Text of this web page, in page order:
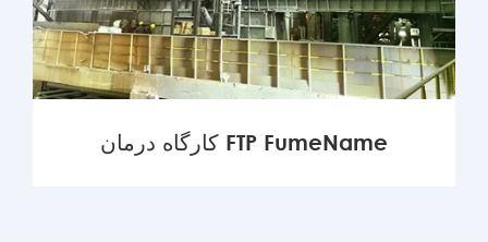
کارگاه درمان FTP FumeName